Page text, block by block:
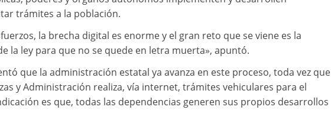
trámites a la población.
la brecha digital es enorme y el gran reto que se viene es la
la ley para que no se quede en letra muerta», apuntó.
que la administración estatal ya avanza en este proceso, toda vez que
y Administración realiza, vía internet, trámites vehiculares para el
es que, todas las dependencias generen sus propios desarrollos